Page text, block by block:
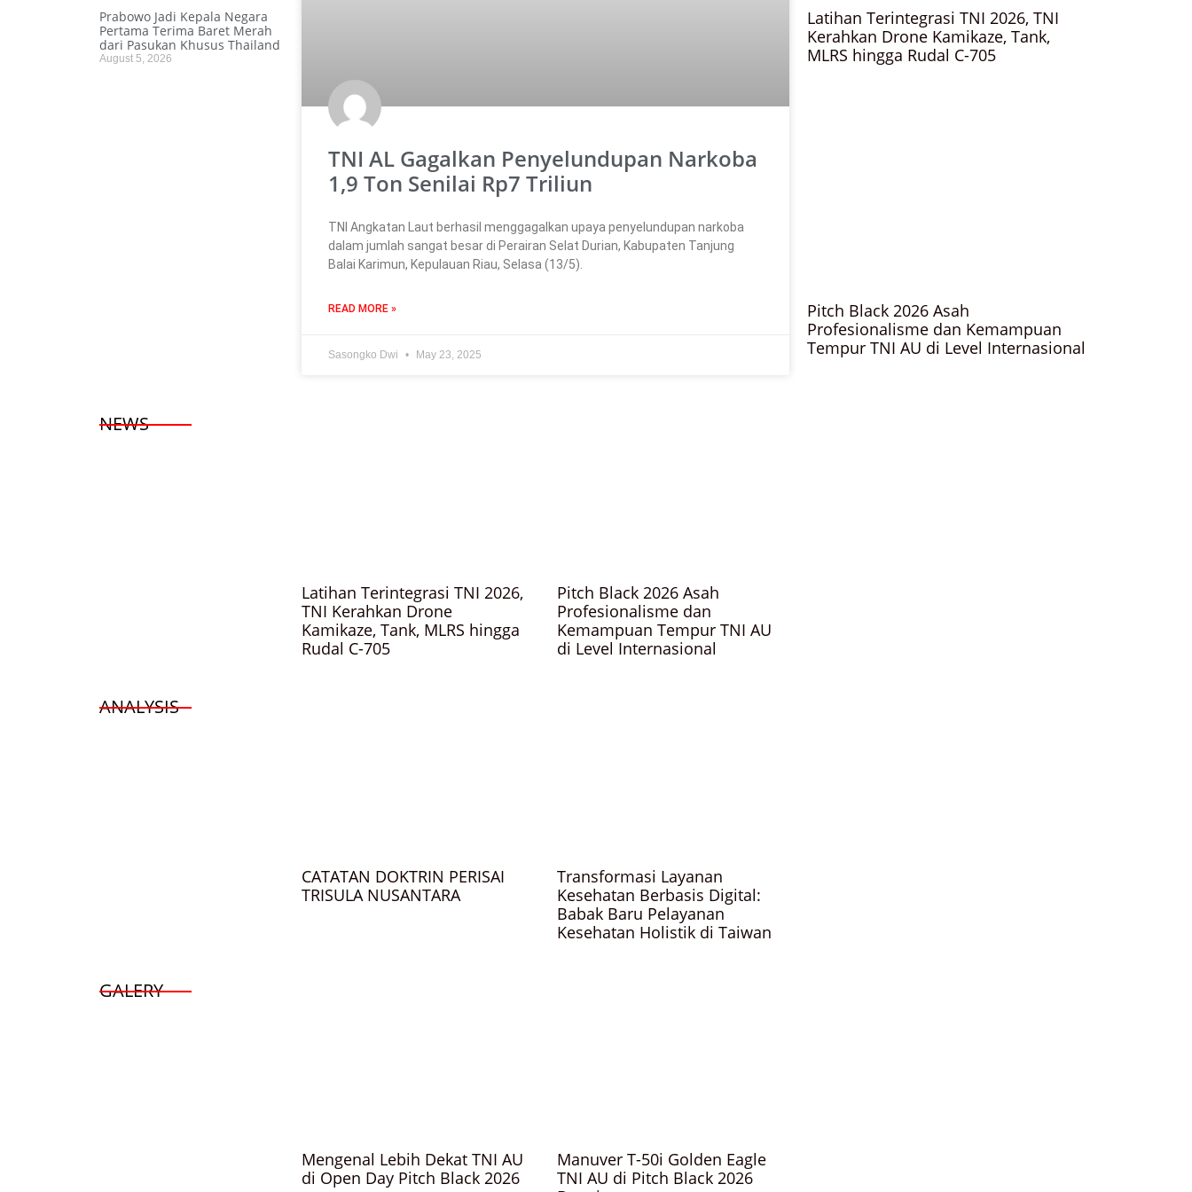
Prabowo Jadi Kepala Negara
Pertama Terima Baret Merah
dari Pasukan Khusus Thailand
August 5, 2026
TNI AL Gagalkan Penyelundupan Narkoba
1,9 Ton Senilai Rp7 Triliun
TNI Angkatan Laut berhasil menggagalkan upaya penyelundupan narkoba
dalam jumlah sangat besar di Perairan Selat Durian, Kabupaten Tanjung
Balai Karimun, Kepulauan Riau, Selasa (13/5).
READ MORE »
Sasongko Dwi May 23, 2025
Latihan Terintegrasi TNI 2026, TNI
Kerahkan Drone Kamikaze, Tank,
MLRS hingga Rudal C-705
Pitch Black 2026 Asah
Profesionalisme dan Kemampuan
Tempur TNI AU di Level Internasional
NEWS
Latihan Terintegrasi TNI 2026,
TNI Kerahkan Drone
Kamikaze, Tank, MLRS hingga
Rudal C-705
Pitch Black 2026 Asah
Profesionalisme dan
Kemampuan Tempur TNI AU
di Level Internasional
ANALYSIS
CATATAN DOKTRIN PERISAI
TRISULA NUSANTARA
Transformasi Layanan
Kesehatan Berbasis Digital:
Babak Baru Pelayanan
Kesehatan Holistik di Taiwan
GALERY
Mengenal Lebih Dekat TNI AU
di Open Day Pitch Black 2026
Manuver T-50i Golden Eagle
TNI AU di Pitch Black 2026